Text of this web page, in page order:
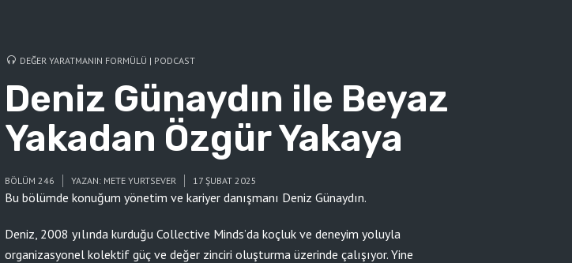
DEĞER YARATMANIN FORMÜLÜ | PODCAST
Deniz Günaydın ile Beyaz
Yakadan Özgür Yakaya
BÖLÜM 246 YAZAN: METE YURTSEVER 17 ŞUBAT 2025
Bu bölümde konuğum yönetim ve kariyer danışmanı Deniz Günaydın.
Deniz, 2008 yılında kurduğu Collective Minds’da koçluk ve deneyim yoluyla
organizasyonel kolektif güç ve değer zinciri oluşturma üzerinde çalışıyor. Yine